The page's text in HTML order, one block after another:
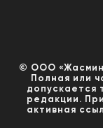
© ООО
Полная или
допускается
редакции.
активная